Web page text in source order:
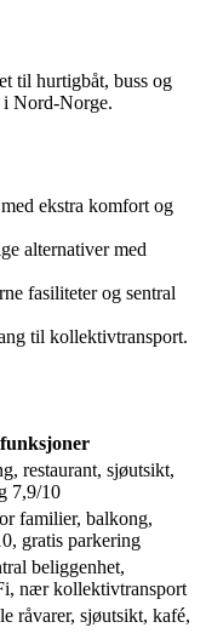
til hurtigbåt, buss og
i Nord-Norge.
ekstra komfort og
alternativer med
fasiliteter og sentral
til kollektivtransport.
restaurant, sjøutsikt,
7,9/10
familier, balkong,
gratis parkering
beliggenhet,
nær kollektivtransport
råvarer, sjøutsikt, kafé,